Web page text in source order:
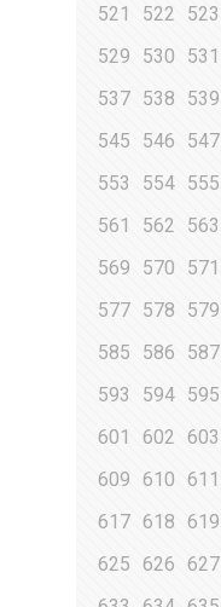
521
522 523
529
530 531
537 538 539
545
546 547
553
554 555
561
562 563
569
570 571
577 578 579
585
586 587
593
594 595
601
602 603
609
610 611
617 618 619
625
626 627